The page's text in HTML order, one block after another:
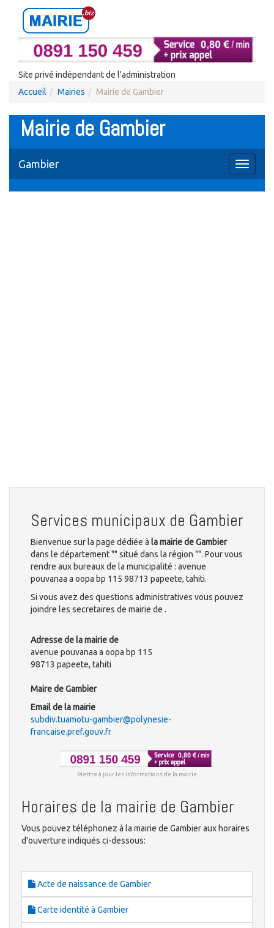
Site privé indépendant de l'administration
Accueil
Mairies Mairie de Gambier
Mairie de Gambier
Toggle
Gambier
Services municipaux de Gambier
Bienvenue sur la page dédiée à la mairie de Gambier
dans le département "" situé dans la région "". Pour vous
rendre aux bureaux de la municipalité : avenue
pouvanaa a oopa bp 115 98713 papeete, tahiti.
Si vous avez des questions administratives vous pouvez
joindre les secretaires de mairie de .
Adresse de la mairie de
avenue pouvanaa a oopa bp 115
98713 papeete, tahiti
Maire de Gambier
Email de la mairie
subdiv.tuamotu-gambier@polynesie-
francaise.pref.gouv.fr
Mettre à jour les informations de la mairie
Horaires de la mairie de Gambier
Vous pouvez téléphonez à la mairie de Gambier aux horaires
d'ouverture indiqués ci-dessous:
Acte de naissance de Gambier
Carte identité à Gambier